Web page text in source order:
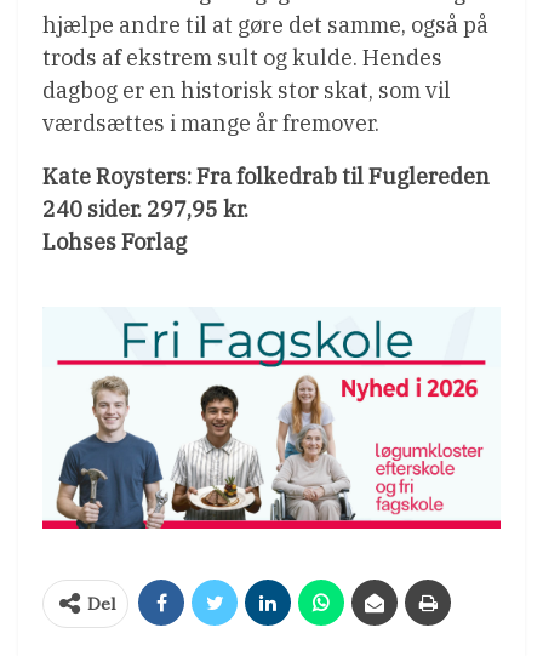
hjælpe andre til at gøre det samme, også på
trods af ekstrem sult og kulde. Hendes
dagbog er en historisk stor skat, som vil
værdsættes i mange år fremover.
Kate Roysters: Fra folkedrab til Fuglereden
240 sider. 297,95 kr.
Lohses Forlag
Del